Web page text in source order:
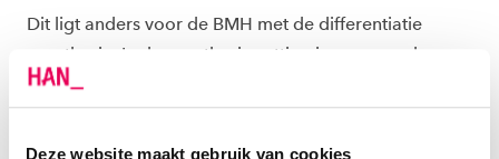
Deze website maakt gebruik van cookies
Dit ligt anders voor de BMH met de differentiatie
anesthesie. In de anesthesie setting is geen sprake van
acute/spoedeisende situaties waarin direct toezicht en
tussenkomst van een arts niet (altijd) mogelijk is. Op de
werkvloer wordt geen onderscheid gemaakt in